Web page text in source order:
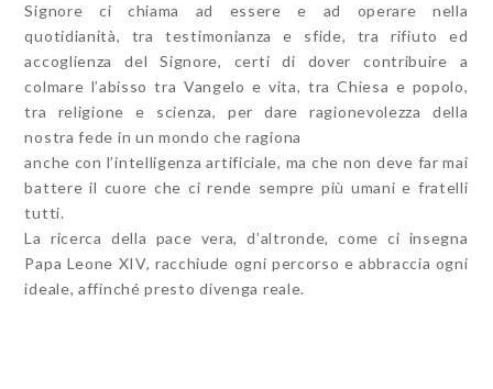
Signore ci chiama ad essere e ad operare nella
quotidianità, tra testimonianza e sfide, tra rifiuto ed
accoglienza del Signore, certi di dover contribuire a
colmare l’abisso tra Vangelo e vita, tra Chiesa e popolo,
tra religione e scienza, per dare ragionevolezza della
nostra fede in un mondo che ragiona
anche con l’intelligenza artificiale, ma che non deve far mai
battere il cuore che ci rende sempre più umani e fratelli
tutti.
La ricerca della pace vera, d’altronde, come ci insegna
Papa Leone XIV, racchiude ogni percorso e abbraccia ogni
ideale, affinché presto divenga reale.